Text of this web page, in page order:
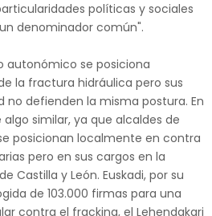
políticas y sociales
denominador común".
autonómico se posiciona
la fractura hidráulica pero sus
no defienden la misma postura. En
similar, ya que alcaldes de
posicionan localmente en contra
pero en sus cargos en la
Castilla y León. Euskadi, por su
de 103.000 firmas para una
contra el fracking, el Lehendakari